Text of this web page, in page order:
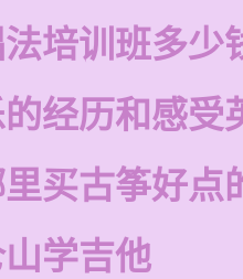
培训班多少
经历和感受
买古筝好点
学吉他